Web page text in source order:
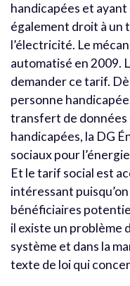
handicapées et
également droit à un
l’électricité. Le
automatisé en 2009.
demander ce tarif.
personne
transfert de données
handicapées, la DG
sociaux pour
Et le tarif social est
intéressant
bénéficiaires
il existe un problème
système et dans la
texte de loi qui